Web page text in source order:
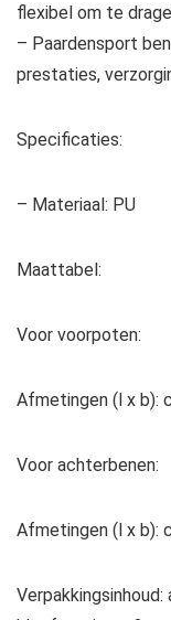
flexibel om te
– Paardensport
prestaties,
Specificaties:
– Materiaal: PU
Maattabel:
Voor voorpoten:
Afmetingen (l x b):
Voor achterbenen:
Afmetingen (l x b):